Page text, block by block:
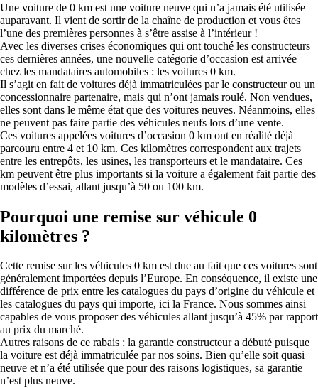
Une voiture de 0 km est une voiture neuve qui n’a jamais été utilisée
auparavant. Il vient de sortir de la chaîne de production et vous êtes
l’une des premières personnes à s’être assise à l’intérieur !
Avec les diverses crises économiques qui ont touché les constructeurs
ces dernières années, une nouvelle catégorie d’occasion est arrivée
chez les mandataires automobiles : les voitures 0 km.
Il s’agit en fait de voitures déjà immatriculées par le constructeur ou un
concessionnaire partenaire, mais qui n’ont jamais roulé. Non vendues,
elles sont dans le même état que des voitures neuves. Néanmoins, elles
ne peuvent pas faire partie des véhicules neufs lors d’une vente.
Ces voitures appelées voitures d’occasion 0 km ont en réalité déjà
parcouru entre 4 et 10 km. Ces kilomètres correspondent aux trajets
entre les entrepôts, les usines, les transporteurs et le mandataire. Ces
km peuvent être plus importants si la voiture a également fait partie des
modèles d’essai, allant jusqu’à 50 ou 100 km.
Pourquoi une remise sur véhicule 0
kilomètres ?
Cette remise sur les véhicules 0 km est due au fait que ces voitures sont
généralement importées depuis l’Europe. En conséquence, il existe une
différence de prix entre les catalogues du pays d’origine du véhicule et
les catalogues du pays qui importe, ici la France. Nous sommes ainsi
capables de vous proposer des véhicules allant jusqu’à 45% par rapport
au prix du marché.
Autres raisons de ce rabais : la garantie constructeur a débuté puisque
la voiture est déjà immatriculée par nos soins. Bien qu’elle soit quasi
neuve et n’a été utilisée que pour des raisons logistiques, sa garantie
n’est plus neuve.